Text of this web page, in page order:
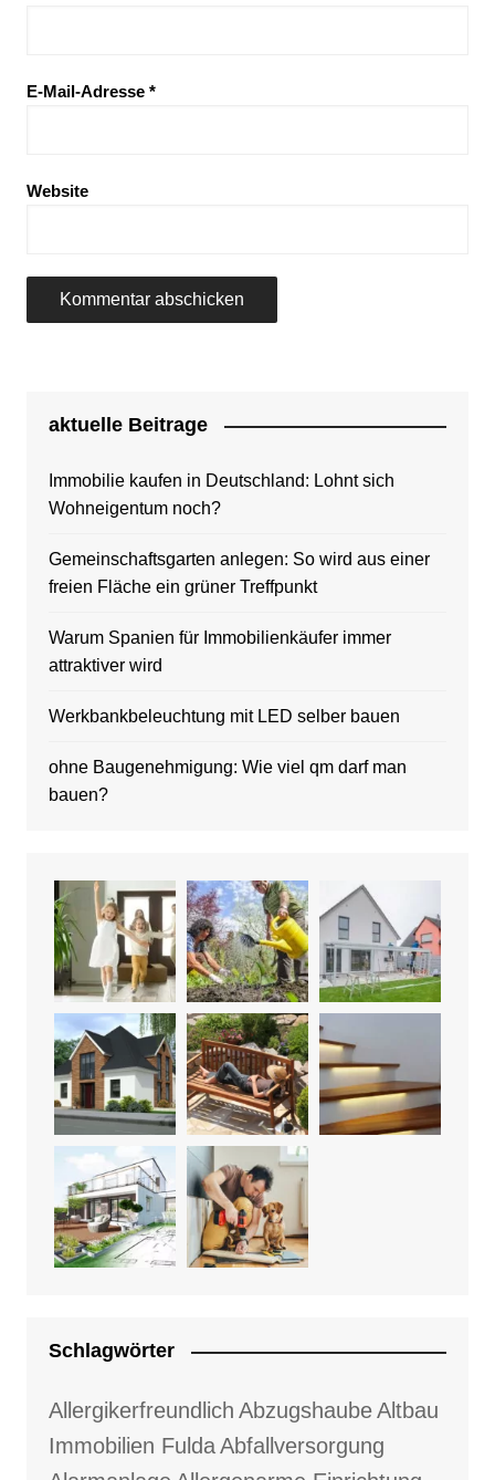
E-Mail-Adresse *
Website
aktuelle Beitrage
Immobilie kaufen in Deutschland: Lohnt sich
Wohneigentum noch?
Gemeinschaftsgarten anlegen: So wird aus einer
freien Fläche ein grüner Treffpunkt
Warum Spanien für Immobilienkäufer immer
attraktiver wird
Werkbankbeleuchtung mit LED selber bauen
ohne Baugenehmigung: Wie viel qm darf man
bauen?
Schlagwörter
Allergikerfreundlich AbzugshaubeAltbau
Immobilien FuldaAbfallversorgung